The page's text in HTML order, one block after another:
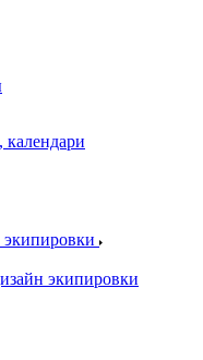
календари
экипировки